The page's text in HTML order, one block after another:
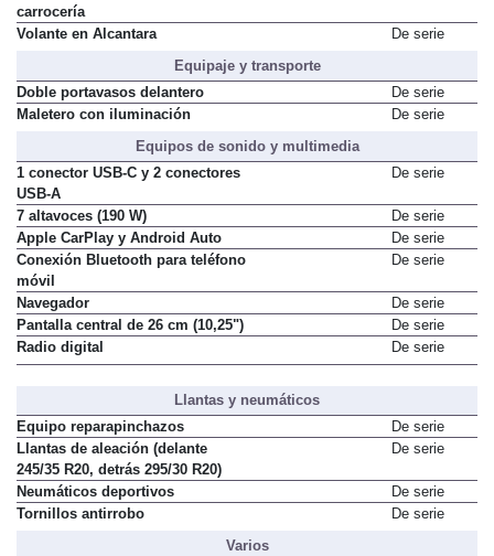
carrocería
Volante en Alcantara
De serie
Equipaje y transporte
Doble portavasos delantero
De serie
Maletero con iluminación
De serie
Equipos de sonido y multimedia
1 conector USB-C y 2 conectores
USB-A
De serie
7 altavoces (190 W)
De serie
Apple CarPlay y Android Auto
De serie
Conexión Bluetooth para teléfono
móvil
De serie
Navegador
De serie
Pantalla central de 26 cm (10,25")
De serie
Radio digital
De serie
Llantas y neumáticos
Equipo reparapinchazos
De serie
Llantas de aleación (delante
245/35 R20, detrás 295/30 R20)
De serie
Neumáticos deportivos
De serie
Tornillos antirrobo
De serie
Varios